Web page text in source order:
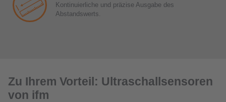
Kontinuierliche und präzise Ausgabe des
Abstandswerts.
Zu Ihrem Vorteil: Ultraschallsensoren
von ifm